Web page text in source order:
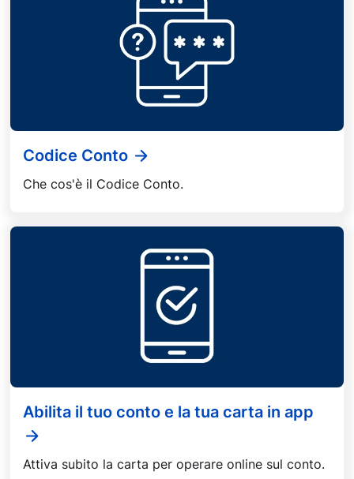
Codice Conto
Che cos'è il Codice Conto.
Abilita il tuo conto e la tua carta in app
Attiva subito la carta per operare online sul conto.